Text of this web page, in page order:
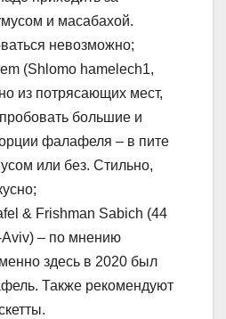
и масабахой.
невозможно;
(Shlomo hamelech1,
из потрясающих мест,
большие и
фалафеля – в пите
или без. Стильно,
& Frishman Sabich (44
Aviv) – по мнению
здесь в 2020 был
Также рекомендуют